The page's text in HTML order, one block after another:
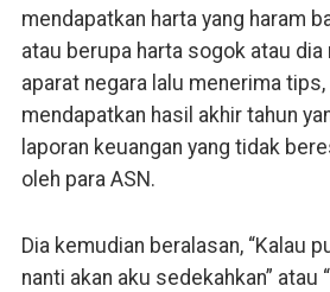
mendapatkan harta yang haram
atau berupa harta sogok atau
aparat negara lalu menerima tips,
mendapatkan hasil akhir tahun
laporan keuangan yang tidak
oleh para ASN.
Dia kemudian beralasan, “Kalau
nanti akan aku sedekahkan” atau